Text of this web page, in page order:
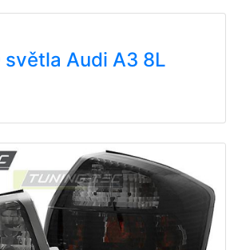
světla Audi A3 8L